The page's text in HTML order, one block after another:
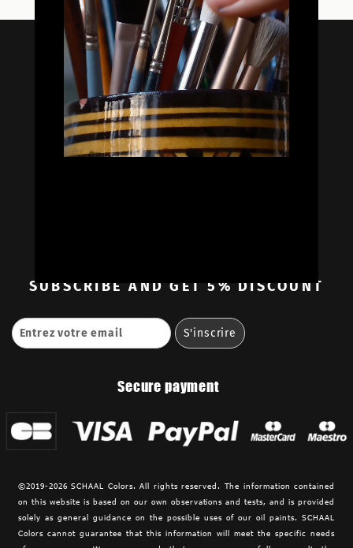

Oil Colors
Oil Paint Sets
SUBSCRIBE AND GET 5% DISCOUNT
Secure payment
©2019-2026 SCHAAL Colors. All rights reserved. The information contained
on this website is based on our own observations and tests, and is provided
solely as general guidance on the possible uses of our oil paints. SCHAAL
Colors cannot guarantee that this information will meet the specific needs